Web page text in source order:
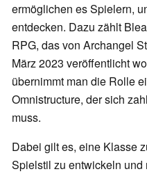
ermöglichen es Spielern,
entdecken. Dazu zählt
RPG, das von Archangel
März 2023 veröffentlicht
übernimmt man die Rolle
Omnistructure, der sich
muss.
Dabei gilt es, eine Klasse
Spielstil zu entwickeln